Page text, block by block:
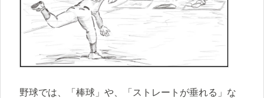
野球では、「棒球」や、「ストレートが垂れる」な